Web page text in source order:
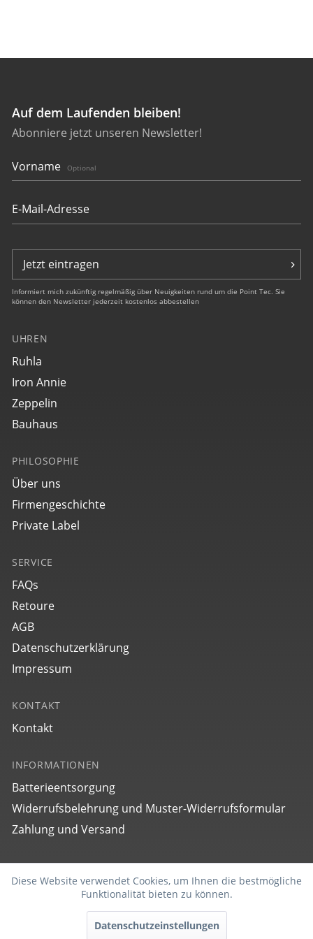
Auf dem Laufenden bleiben!
Abonniere jetzt unseren Newsletter!
Vorname Optional
Jetzt eintragen
Informiert mich zukünftig regelmäßig über Neuigkeiten rund um die Point Tec. Sie
können den Newsletter jederzeit kostenlos abbestellen
UHREN
Ruhla
Iron Annie
Zeppelin
Bauhaus
PHILOSOPHIE
Über uns
Firmengeschichte
Private Label
SERVICE
FAQs
Retoure
AGB
Datenschutzerklärung
Impressum
KONTAKT
Kontakt
INFORMATIONEN
Batterieentsorgung
Widerrufsbelehrung und Muster-Widerrufsformular
Zahlung und Versand
SOCIAL
Aktiv
Diese Website verwendet Cookies, um Ihnen die bestmögliche
Funktionalität bieten zu können.
Datenschutzeinstellungen